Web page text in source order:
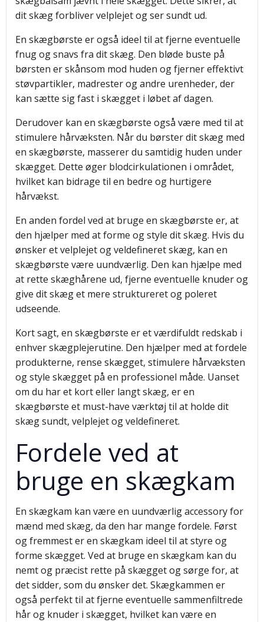
dit skæg forbliver velplejet og ser sundt ud.
En skægbørste er også ideel til at fjerne eventuelle
fnug og snavs fra dit skæg. Den bløde buste på
børsten er skånsom mod huden og fjerner effektivt
støvpartikler, madrester og andre urenheder, der
kan sætte sig fast i skægget i løbet af dagen.
Derudover kan en skægbørste også være med til at
stimulere hårvæksten. Når du børster dit skæg med
en skægbørste, masserer du samtidig huden under
skægget. Dette øger blodcirkulationen i området,
hvilket kan bidrage til en bedre og hurtigere
hårvækst.
En anden fordel ved at bruge en skægbørste er, at
den hjælper med at forme og style dit skæg. Hvis du
ønsker et velplejet og veldefineret skæg, kan en
skægbørste være uundværlig. Den kan hjælpe med
at rette skæghårene ud, fjerne eventuelle knuder og
give dit skæg et mere struktureret og poleret
udseende.
Kort sagt, en skægbørste er et værdifuldt redskab i
enhver skægplejerutine. Den hjælper med at fordele
produkterne, rense skægget, stimulere hårvæksten
og style skægget på en professionel måde. Uanset
om du har et kort eller langt skæg, er en
skægbørste et must-have værktøj til at holde dit
skæg sundt, velplejet og veldefineret.
Fordele ved at
bruge en skægkam
En skægkam kan være en uundværlig accessory for
mænd med skæg, da den har mange fordele. Først
og fremmest er en skægkam ideel til at styre og
forme skægget. Ved at bruge en skægkam kan du
nemt og præcist rette på skægget og sørge for, at
det sidder, som du ønsker det. Skægkammen er
også perfekt til at fjerne eventuelle sammenfiltrede
hår og knuder i skægget, hvilket kan være en